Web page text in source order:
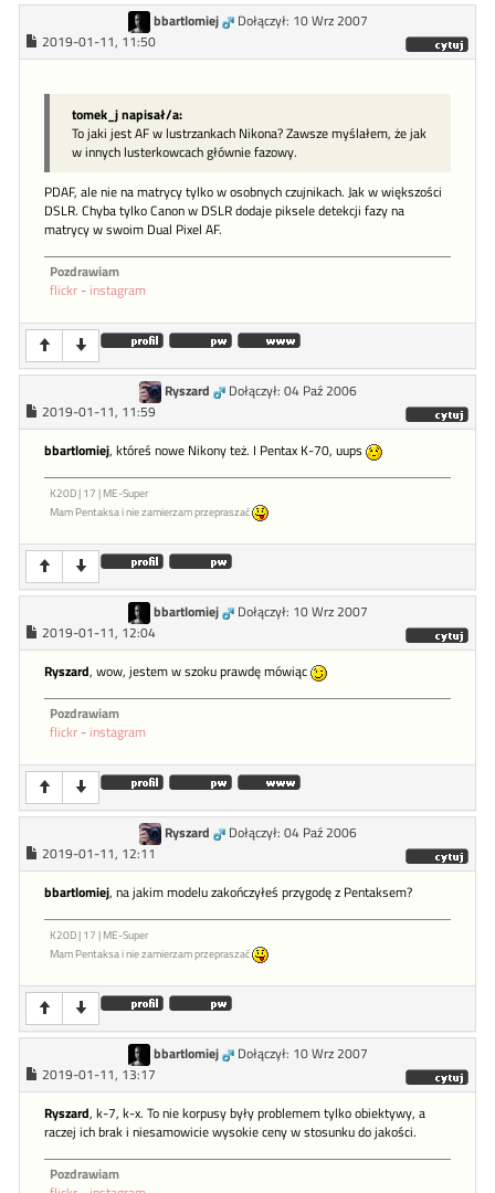
bbartlomiej
Dołączył: 10 Wrz 2007
2019-01-11, 11:50
tomek_j napisał/a:
To jaki jest AF w lustrzankach Nikona? Zawsze myślałem, że jak
w innych lusterkowcach głównie fazowy.
PDAF, ale nie na matrycy tylko w osobnych czujnikach. Jak w większości
DSLR. Chyba tylko Canon w DSLR dodaje piksele detekcji fazy na
matrycy w swoim Dual Pixel AF.
Pozdrawiam
flickr - instagram
Ryszard
Dołączył: 04 Paź 2006
2019-01-11, 11:59
bbartlomiej, któreś nowe Nikony też. I Pentax K-70, uups
K20D | 17 | ME-Super
Mam Pentaksa i nie zamierzam przepraszać
bbartlomiej
Dołączył: 10 Wrz 2007
2019-01-11, 12:04
Ryszard, wow, jestem w szoku prawdę mówiąc
Pozdrawiam
flickr - instagram
Ryszard
Dołączył: 04 Paź 2006
2019-01-11, 12:11
bbartlomiej, na jakim modelu zakończyłeś przygodę z Pentaksem?
K20D | 17 | ME-Super
Mam Pentaksa i nie zamierzam przepraszać
bbartlomiej
Dołączył: 10 Wrz 2007
2019-01-11, 13:17
Ryszard, k-7, k-x. To nie korpusy były problemem tylko obiektywy, a
raczej ich brak i niesamowicie wysokie ceny w stosunku do jakości.
Pozdrawiam